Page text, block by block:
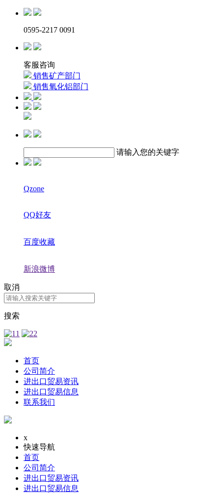
0595-2217 0091
客服咨询
销售矿产部门
销售氧化铝部门
请输入您的关键字
Qzone
QQ好友
百度收藏
新浪微博
取消
搜索
首页
公司简介
进出口贸易资讯
进出口贸易信息
联系我们
x
快速导航
首页
公司简介
进出口贸易资讯
进出口贸易信息